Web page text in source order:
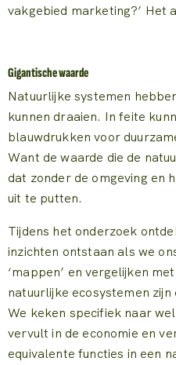
vakgebied marketing?’ Het
Gigantische waarde
Natuurlijke systemen
kunnen draaien. In feite
blauwdrukken voor
Want de waarde die de
dat zonder de omgeving en
uit te putten.
Tijdens het onderzoek
inzichten ontstaan als we
‘mappen’ en vergelijken
natuurlijke ecosystemen
We keken specifiek naar
vervult in de economie en
equivalente functies in een